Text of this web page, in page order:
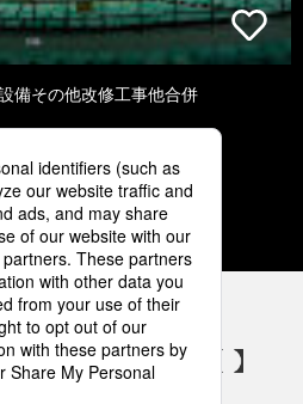
備その他改修工事他合併
3 4 5
気設備 SNSアカウント